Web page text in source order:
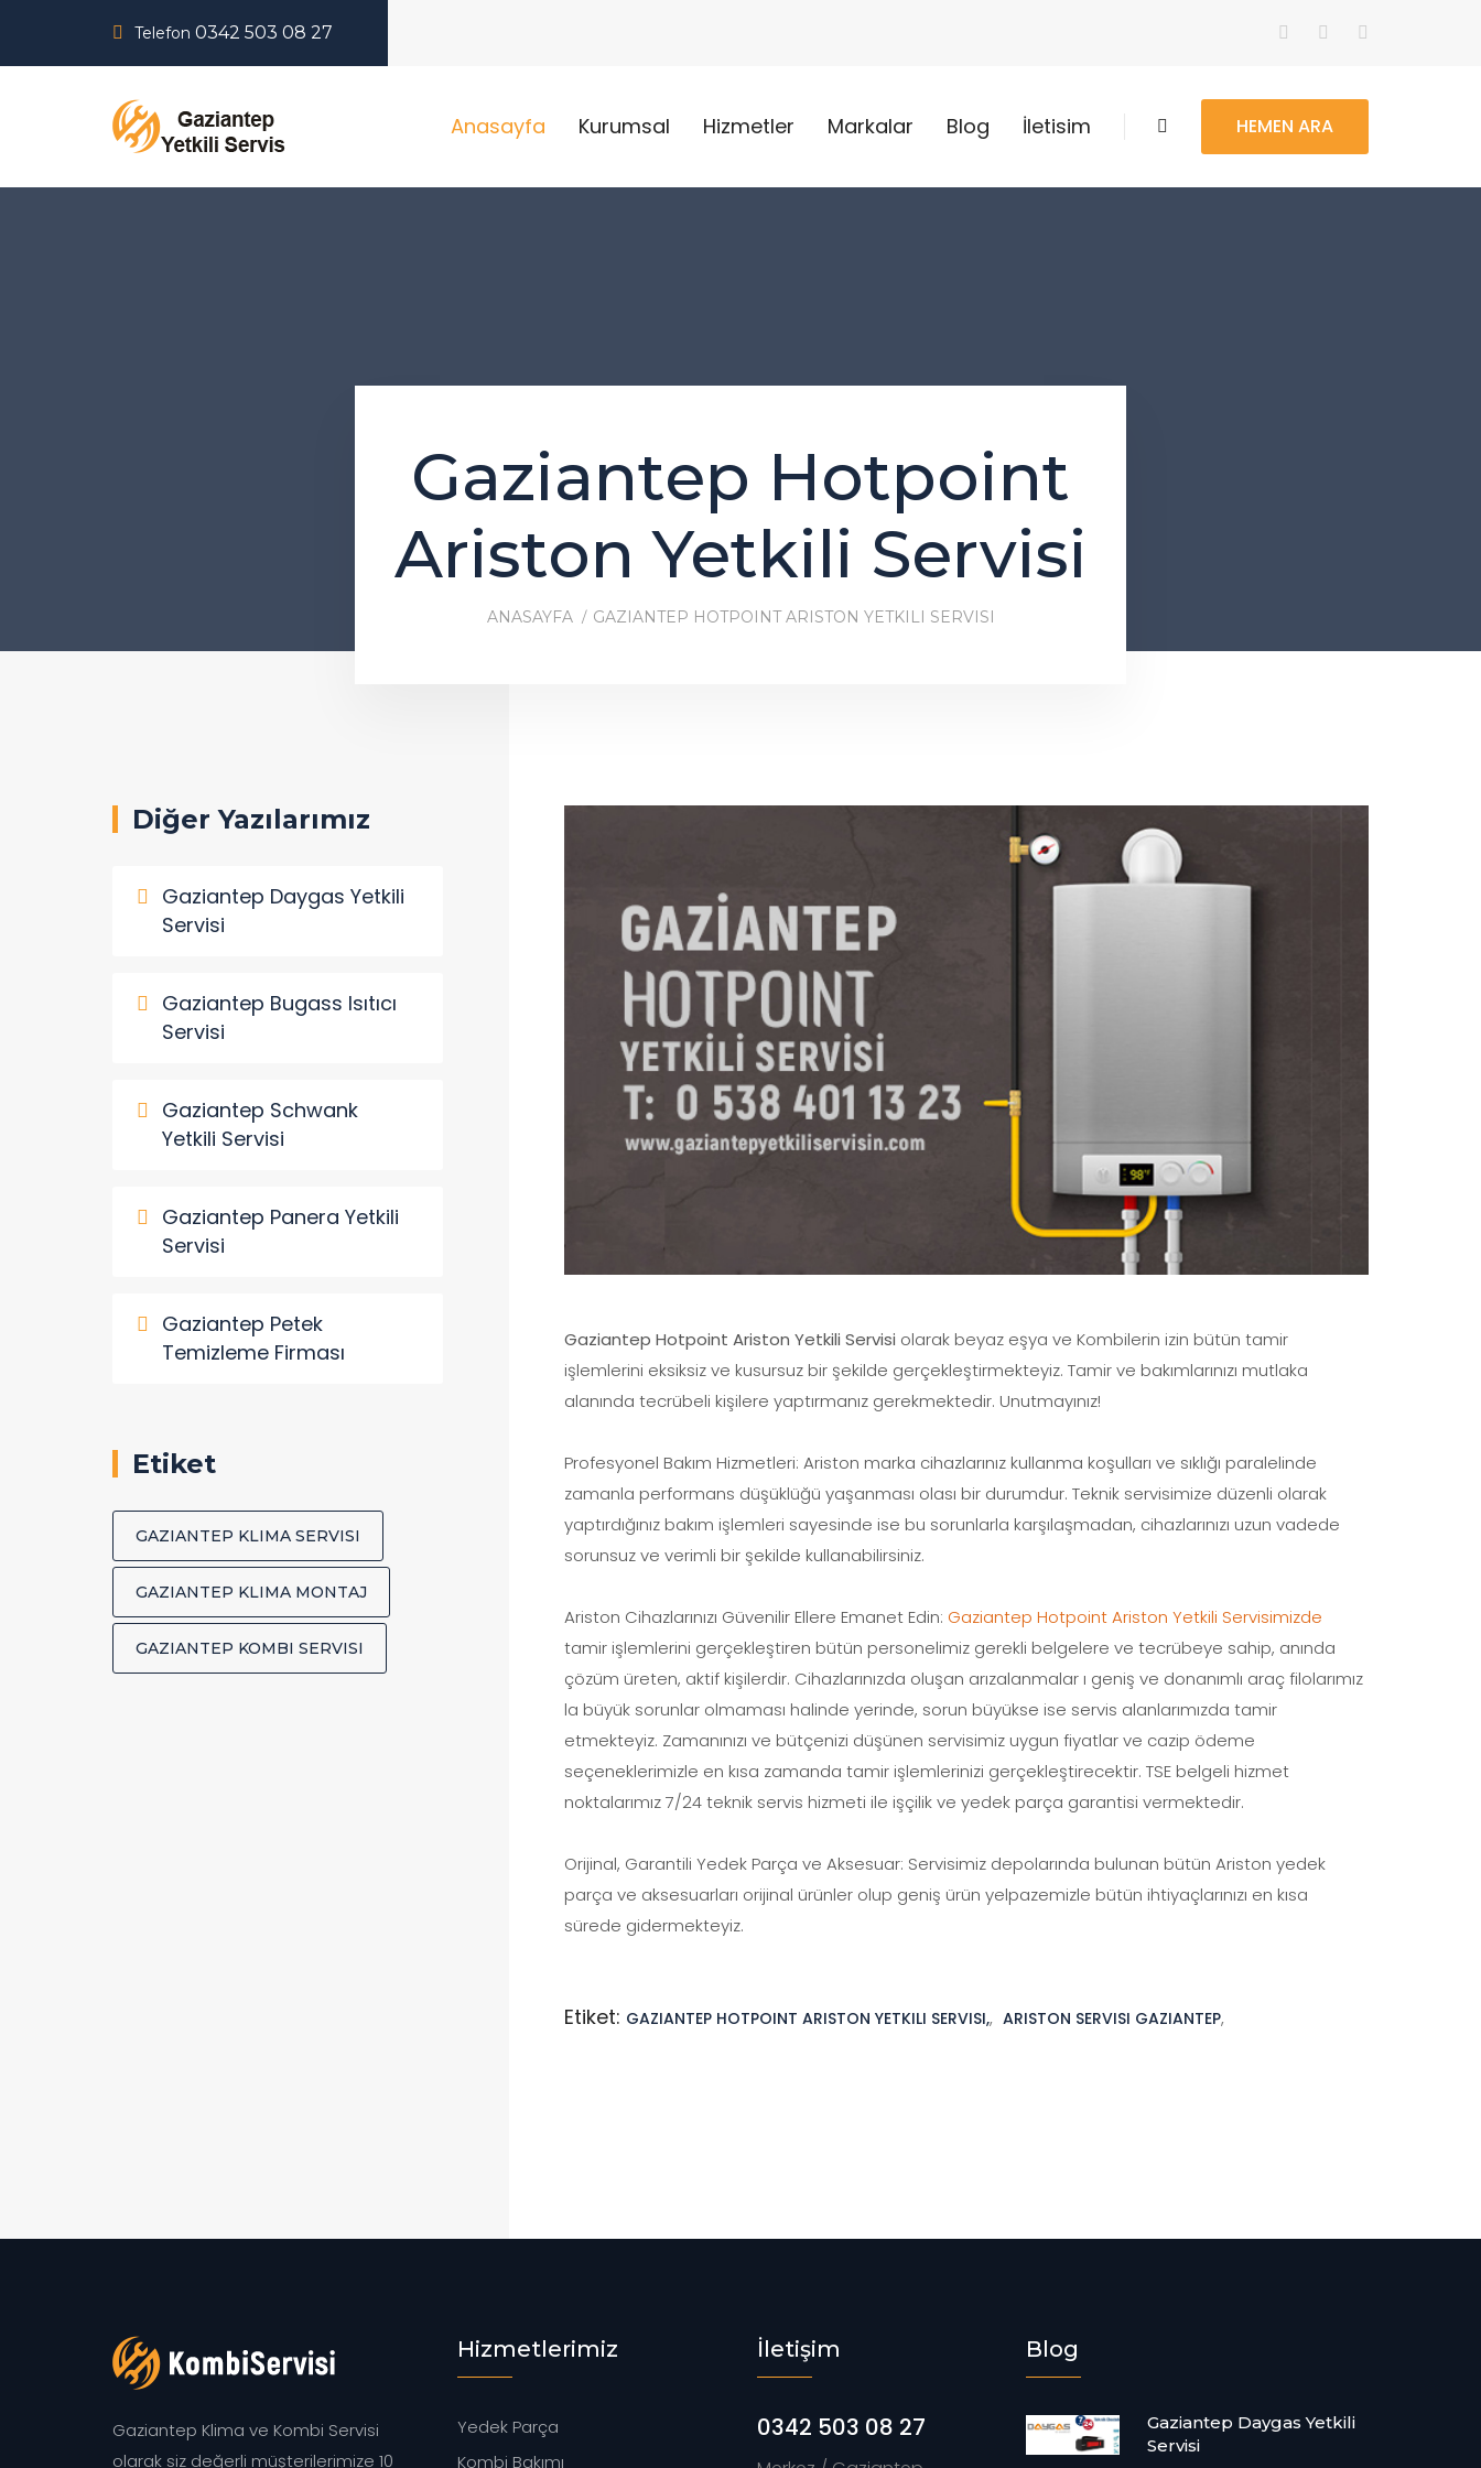
Telefon 0342 503 08 27
Anasayfa Kurumsal Hizmetler Markalar Blog İletisim HEMEN ARA
Gaziantep Hotpoint
Ariston Yetkili Servisi
ANASAYFA GAZIANTEP HOTPOINT ARISTON YETKILI SERVISI
Gaziantep Hotpoint Ariston Yetkili Servisi olarak beyaz eşya ve Kombilerin izin bütün tamir
işlemlerini eksiksiz ve kusursuz bir şekilde gerçekleştirmekteyiz. Tamir ve bakımlarınızı mutlaka
alanında tecrübeli kişilere yaptırmanız gerekmektedir. Unutmayınız!
Profesyonel Bakım Hizmetleri: Ariston marka cihazlarınız kullanma koşulları ve sıklığı paralelinde
zamanla performans düşüklüğü yaşanması olası bir durumdur. Teknik servisimize düzenli olarak
yaptırdığınız bakım işlemleri sayesinde ise bu sorunlarla karşılaşmadan, cihazlarınızı uzun vadede
sorunsuz ve verimli bir şekilde kullanabilirsiniz.
Ariston Cihazlarınızı Güvenilir Ellere Emanet Edin: Gaziantep Hotpoint Ariston Yetkili Servisimizde
tamir işlemlerini gerçekleştiren bütün personelimiz gerekli belgelere ve tecrübeye sahip, anında
çözüm üreten, aktif kişilerdir. Cihazlarınızda oluşan arızalanmalar ı geniş ve donanımlı araç filolarımız
la büyük sorunlar olmaması halinde yerinde, sorun büyükse ise servis alanlarımızda tamir
etmekteyiz. Zamanınızı ve bütçenizi düşünen servisimiz uygun fiyatlar ve cazip ödeme
seçeneklerimizle en kısa zamanda tamir işlemlerinizi gerçekleştirecektir. TSE belgeli hizmet
noktalarımız 7/24 teknik servis hizmeti ile işçilik ve yedek parça garantisi vermektedir.
Orijinal, Garantili Yedek Parça ve Aksesuar: Servisimiz depolarında bulunan bütün Ariston yedek
parça ve aksesuarları orijinal ürünler olup geniş ürün yelpazemizle bütün ihtiyaçlarınızı en kısa
sürede gidermekteyiz.
Etiket: GAZIANTEP HOTPOINT ARISTON YETKILI SERVISI,, ARISTON SERVISI GAZIANTEP,
Diğer Yazılarımız
Gaziantep Daygas Yetkili
Servisi
Gaziantep Bugass Isıtıcı
Servisi
Gaziantep Schwank
Yetkili Servisi
Gaziantep Panera Yetkili
Servisi
Gaziantep Petek
Temizleme Firması
Etiket
GAZIANTEP KLIMA SERVISI
GAZIANTEP KLIMA MONTAJ
GAZIANTEP KOMBI SERVISI
Gaziantep Klima ve Kombi Servisi
olarak siz değerli müşterilerimize 10
Hizmetlerimiz
Yedek Parça
Kombi Bakımı
İletişim
0342 503 08 27
Blog
Gaziantep Daygas Yetkili
Servisi